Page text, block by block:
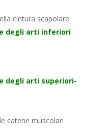
cintura scapolare
degli arti inferiori
degli arti superiori-
catene muscolari